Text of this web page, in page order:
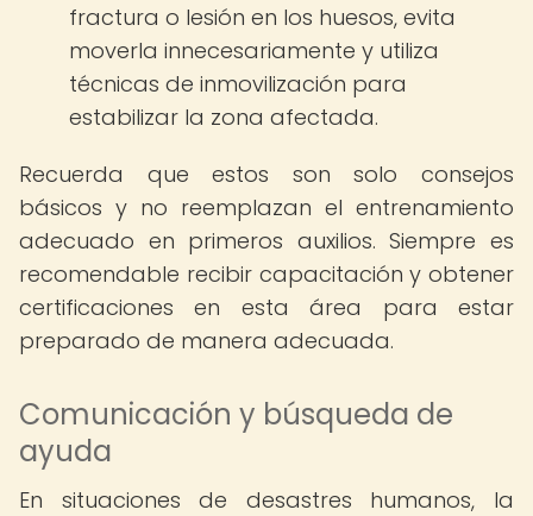
fractura o lesión en los huesos, evita
moverla innecesariamente y utiliza
técnicas de inmovilización para
estabilizar la zona afectada.
Recuerda que estos son solo consejos
básicos y no reemplazan el entrenamiento
adecuado en primeros auxilios. Siempre es
recomendable recibir capacitación y obtener
certificaciones en esta área para estar
preparado de manera adecuada.
Comunicación y búsqueda de
ayuda
En situaciones de desastres humanos, la